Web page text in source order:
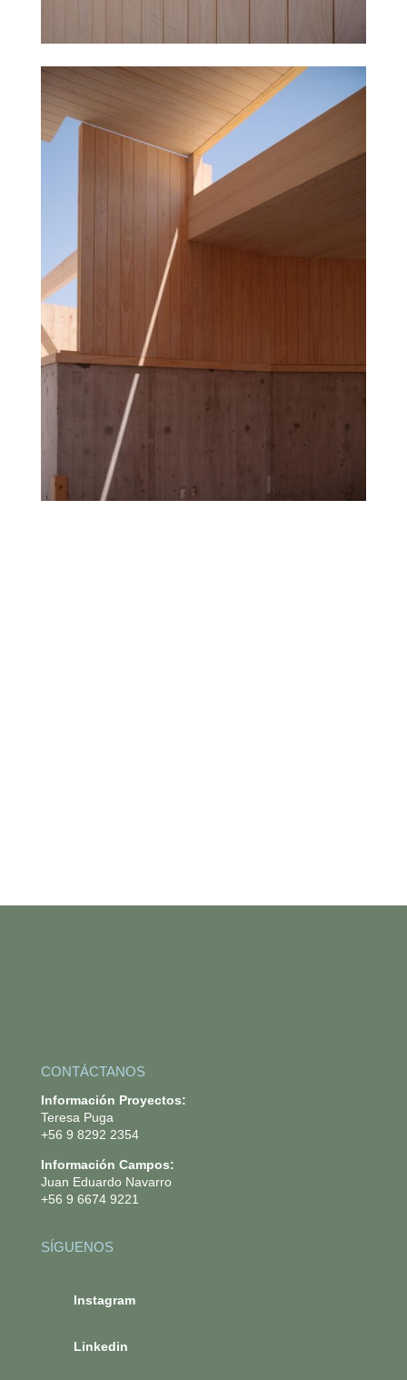
CONTÁCTANOS
Información Proyectos:
Teresa Puga
+56 9 8292 2354
Información Campos:
Juan Eduardo Navarro
+56 9 6674 9221
SÍGUENOS
Instagram
Linkedin